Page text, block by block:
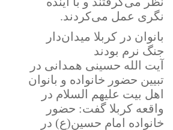
نگری عمل می‌کردند.
بانوان در کربلا میدان‌دار
جنگ نرم بودند
آیت الله حسینی همدانی در
تبیین حضور خانواده و بانوان
اهل بیت علیهم السلام در
واقعه کربلا گفت: حضور
خانواده امام حسین(ع) در